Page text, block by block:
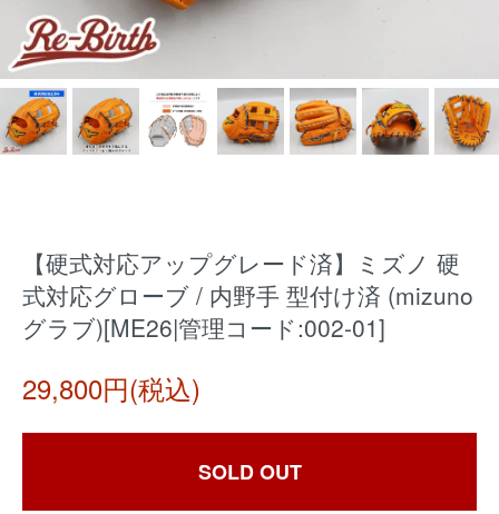
【硬式対応アップグレード済】ミズノ 硬
式対応グローブ / 内野手 型付け済 (mizuno
グラブ)[ME26|管理コード:002-01]
29,800円(税込)
SOLD OUT